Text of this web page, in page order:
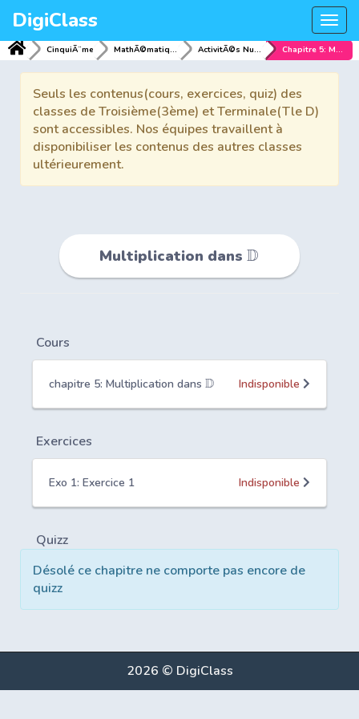
DigiClass
CinquiÃ¨me MathÃ©matiques ActivitÃ©s NumÃ©riques Chapitre 5: Multiplication dans
Seuls les contenus(cours, exercices, quiz) des
classes de Troisième(3ème) et Terminale(Tle D)
sont accessibles. Nos équipes travaillent à
disponibiliser les contenus des autres classes
ultérieurement.
Multiplication dansD
Cours
chapitre 5: Multiplication dans D Indisponible
Exercices
Exo 1: Exercice 1 Indisponible
Quizz
Désolé ce chapitre ne comporte pas encore de
quizz
2026 © DigiClass